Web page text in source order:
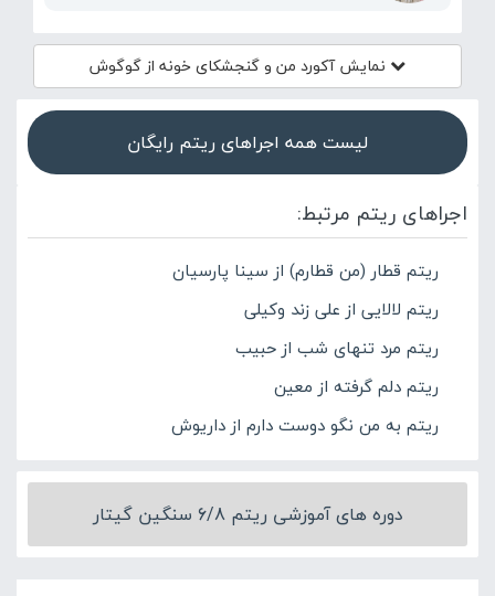
نمایش آکورد من و گنجشکای خونه از گوگوش
لیست همه اجراهای ریتم رایگان
اجراهای ریتم مرتبط:
ریتم قطار (من قطارم) از سینا پارسیان
ریتم لالایی از علی زند وکیلی
ریتم مرد تنهای شب از حبیب
ریتم دلم گرفته از معین
ریتم به من نگو دوست دارم از داریوش
دوره های آموزشی ریتم 6/8 سنگین گیتار